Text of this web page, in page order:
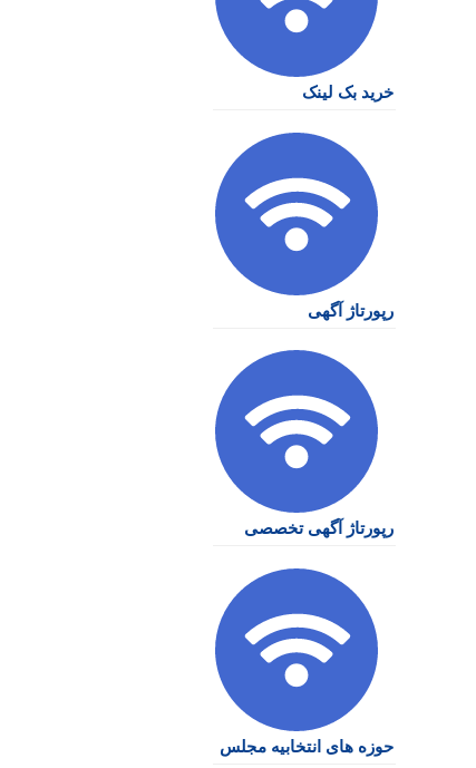
خرید بک لینک
رپورتاژ آگهی
رپورتاژ آگهی تخصصی
حوزه های انتخابیه مجلس